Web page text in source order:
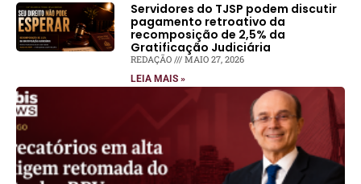
Servidores do TJSP podem discutir
pagamento retroativo da
recomposição de 2,5% da
Gratificação Judiciária
REDAÇÃO MAIO 27, 2026
LEIA MAIS »